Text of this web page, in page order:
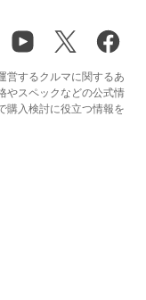
営するクルマに関するあ
やスペックなどの公式情
購入検討に役立つ情報を